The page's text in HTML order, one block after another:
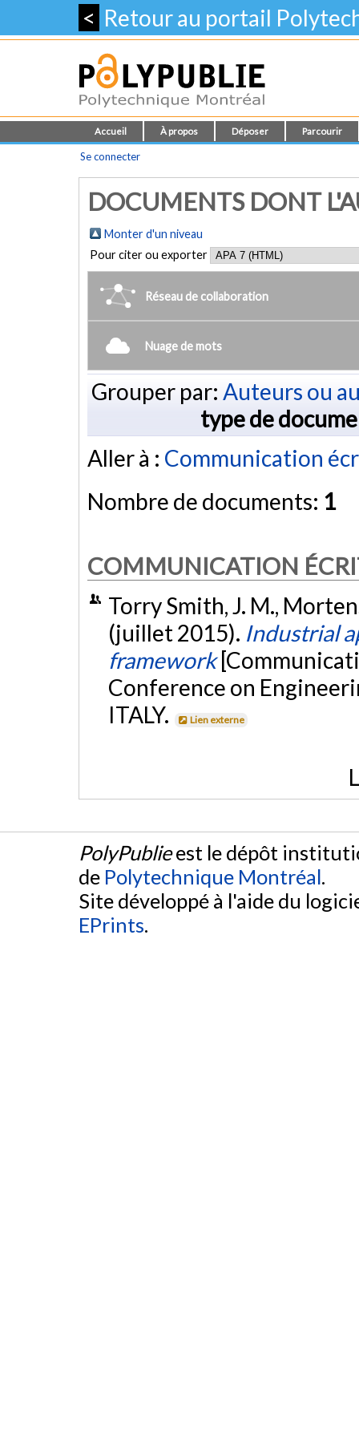
< Retour au portail
Accueil À propos Déposer Parcourir
Se connecter
DOCUMENTS DONT
Monter d'un niveau
Pour citer ou exporter
Réseau de collaboration
Nuage de mots
Grouper par: Auteurs ou
type de
Aller à : Communication
Nombre de documents: 1
COMMUNICATION
Torry Smith, J. M.,
(juillet 2015). Industrial
framework
Conference on
ITALY.
Lien externe
PolyPublieest le dépôt
de Polytechnique Montréal.
Site développé à l'aide du
EPrints.